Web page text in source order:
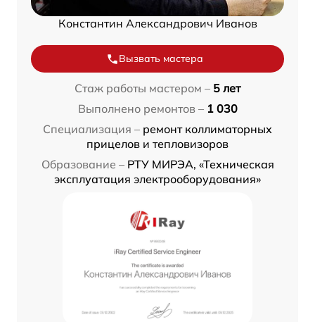
Константин Александрович Иванов
Вызвать мастера
Стаж работы мастером – 5 лет
Выполнено ремонтов – 1 030
Специализация – ремонт коллиматорных
прицелов и тепловизоров
Образование – РТУ МИРЭА, «Техническая
эксплуатация электрооборудования»